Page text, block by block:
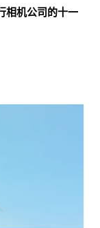
相机公司的十一